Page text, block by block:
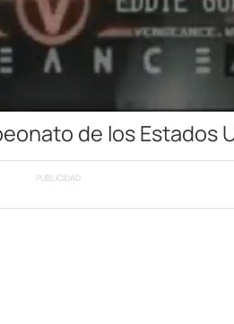
de los Estados
PUBLICIDAD